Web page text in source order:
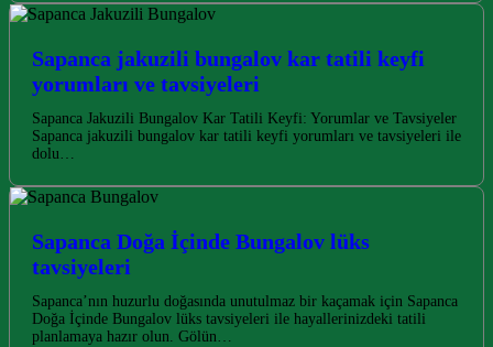
Sapanca jakuzili bungalov kar tatili keyfi
yorumları ve tavsiyeleri
Sapanca Jakuzili Bungalov Kar Tatili Keyfi: Yorumlar ve Tavsiyeler
Sapanca jakuzili bungalov kar tatili keyfi yorumları ve tavsiyeleri ile
dolu…
Sapanca Doğa İçinde Bungalov lüks
tavsiyeleri
Sapanca’nın huzurlu doğasında unutulmaz bir kaçamak için Sapanca
Doğa İçinde Bungalov lüks tavsiyeleri ile hayallerinizdeki tatili
planlamaya hazır olun. Gölün…